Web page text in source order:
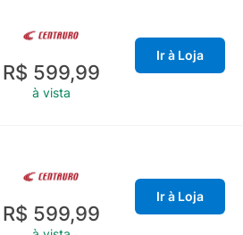
R$ 599,99
à vista
Ir à Loja
R$ 599,99
Ir à Loja